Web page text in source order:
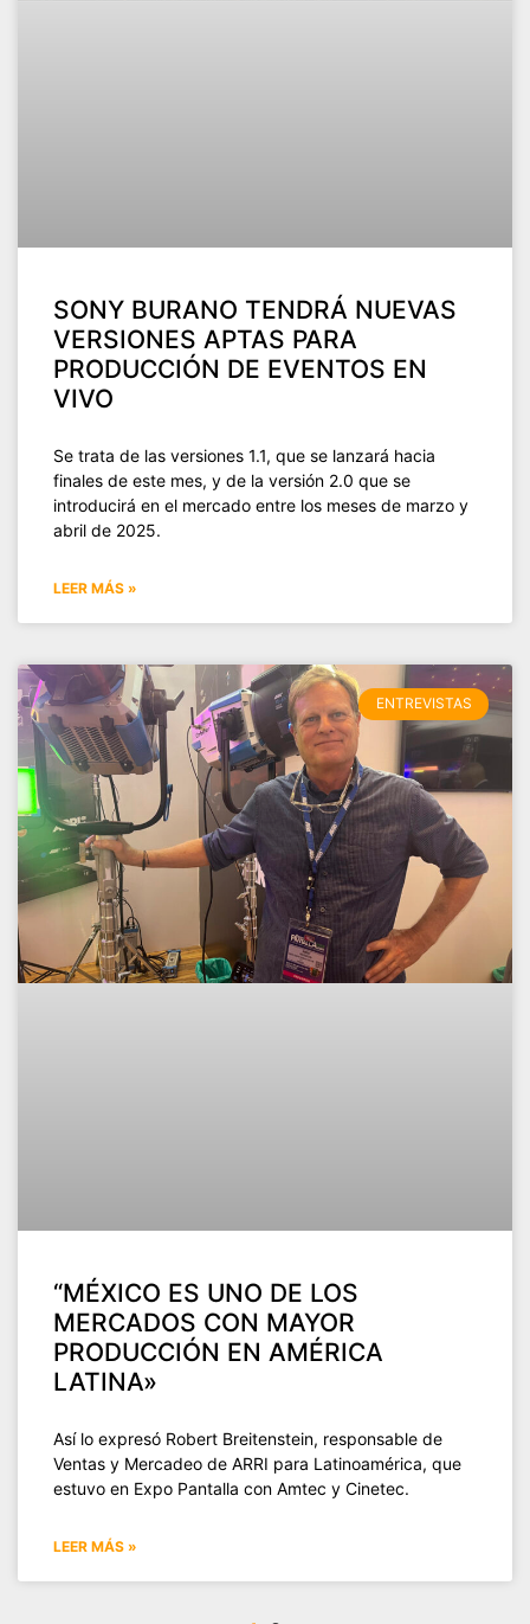
SONY BURANO TENDRÁ NUEVAS
VERSIONES APTAS PARA
PRODUCCIÓN DE EVENTOS EN
VIVO
Se trata de las versiones 1.1, que se lanzará hacia
finales de este mes, y de la versión 2.0 que se
introducirá en el mercado entre los meses de marzo y
abril de 2025.
LEER MÁS »
ENTREVISTAS
“MÉXICO ES UNO DE LOS
MERCADOS CON MAYOR
PRODUCCIÓN EN AMÉRICA
LATINA»
Así lo expresó Robert Breitenstein, responsable de
Ventas y Mercadeo de ARRI para Latinoamérica, que
estuvo en Expo Pantalla con Amtec y Cinetec.
LEER MÁS »